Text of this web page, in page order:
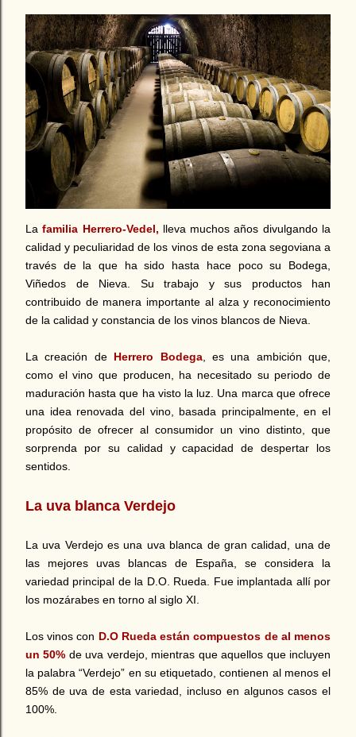
Lafamilia Herrero-Vedel, lleva muchos años divulgando la
calidad y peculiaridad de los vinos de esta zona segoviana a
través de la que ha sido hasta hace poco su Bodega,
Viñedos de Nieva. Su trabajo y sus productos han
contribuido de manera importante al alza y reconocimiento
de la calidad y constancia de los vinos blancos de Nieva.
La creación de Herrero Bodega, es una ambición que,
como el vino que producen, ha necesitado su periodo de
maduración hasta que ha visto la luz. Una marca que ofrece
una idea renovada del vino, basada principalmente, en el
propósito de ofrecer al consumidor un vino distinto, que
sorprenda por su calidad y capacidad de despertar los
sentidos.
La uva blanca Verdejo
La uva Verdejo es una uva blanca de gran calidad, una de
las mejores uvas blancas de España, se considera la
variedad principal de la D.O. Rueda. Fue implantada allí por
los mozárabes en torno al siglo XI.
Los vinos con D.O Rueda están compuestos de al menos
un 50% de uva verdejo, mientras que aquellos que incluyen
la palabra “Verdejo” en su etiquetado, contienen al menos el
85% de uva de esta variedad, incluso en algunos casos el
100%.